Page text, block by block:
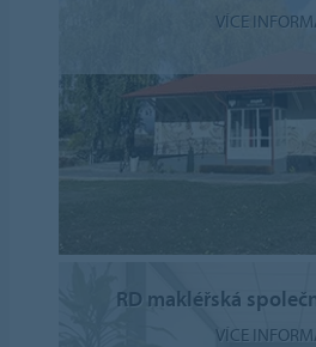
VÍCE
RD makléřská
VÍCE